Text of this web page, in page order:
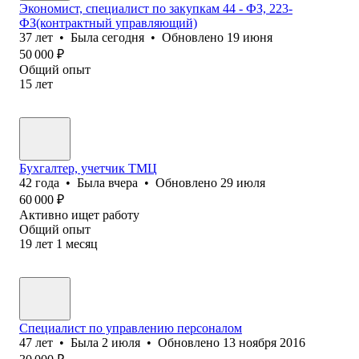
Экономист, специалист по закупкам 44 - ФЗ, 223-
ФЗ(контрактный управляющий)
37 лет • Была сегодня • Обновлено 19 июня
50 000 ₽
Общий опыт
15 лет
Бухгалтер, учетчик ТМЦ
42 года • Была вчера • Обновлено 29 июля
60 000 ₽
Активно ищет работу
Общий опыт
19 лет 1 месяц
Специалист по управлению персоналом
47 лет • Была 2 июля • Обновлено 13 ноября 2016